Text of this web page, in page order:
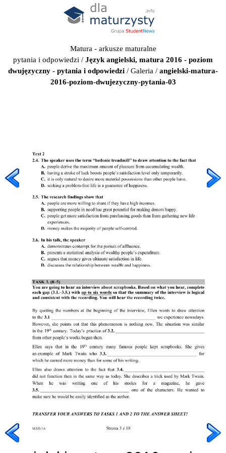
Matura - arkusze maturalne
pytania i odpowiedzi / Język angielski, matura 2016 - poziom
dwujęzyczny - pytania i odpowiedzi / Galeria / angielski-matura-
2016-poziom-dwujezyczny-pytania-03